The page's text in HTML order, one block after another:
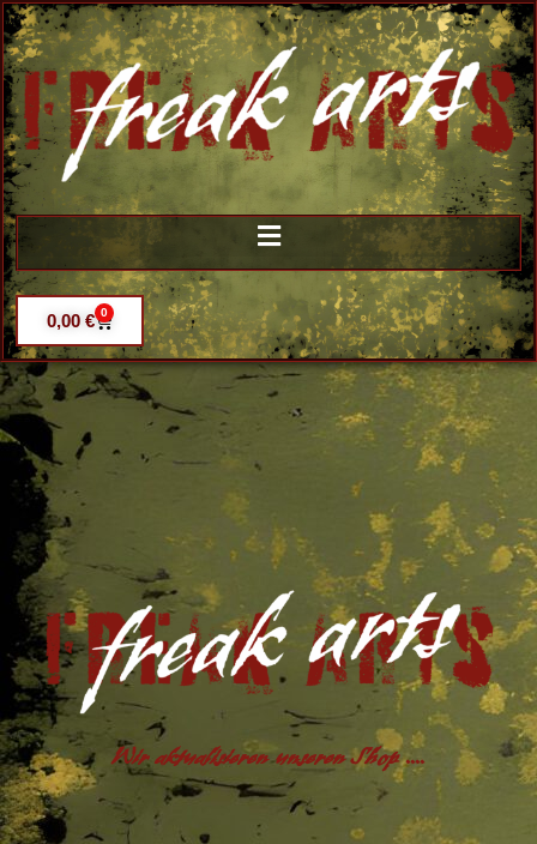
0,00 € 0
Wir aktualisieren unseren Shop ....